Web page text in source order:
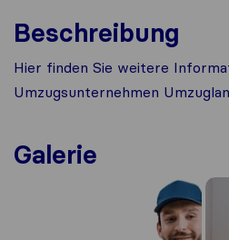
Beschreibung
Hier finden Sie weitere
Umzugsunternehmen
Galerie